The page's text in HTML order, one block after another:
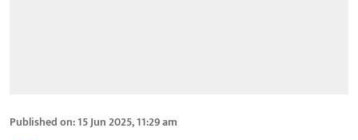
Published on:15 Jun 2025, 11:29 am